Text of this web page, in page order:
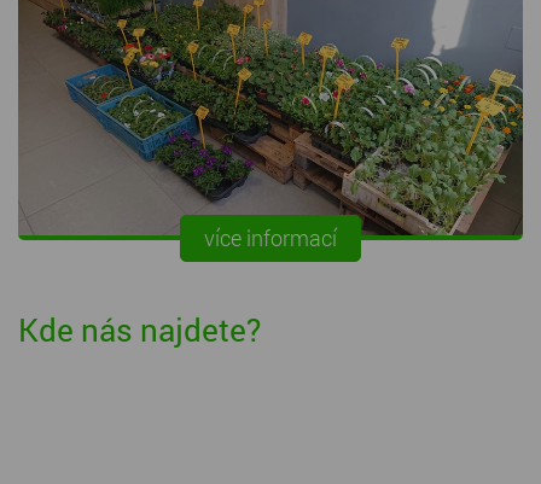
více informací
Kde nás najdete?